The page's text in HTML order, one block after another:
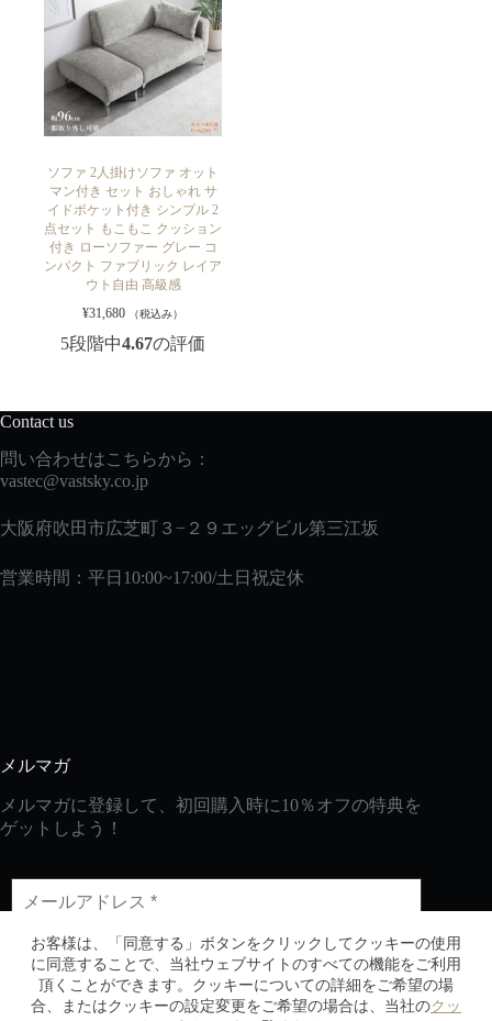
お客様は、「同意する」ボタンをクリックしてクッキーの使用
に同意することで、当社ウェブサイトのすべての機能をご利用
頂くことができます。クッキーについての詳細をご希望の場
合、またはクッキーの設定変更をご希望の場合は、当社のクッ
ソファ 2人掛けソファ オット
マン付き セット おしゃれ サ
イドポケット付き シンプル 2
点セット もこもこ クッション
付き ローソファー グレー コ
ンパクト ファブリック レイア
ウト自由 高級感
¥31,680 （税込み）
5段階中4.67の評価
Contact us
問い合わせはこちらから：
vastec@vastsky.co.jp
大阪府吹田市広芝町３−２９エッグビル第三江坂
営業時間：平日10:00~17:00/土日祝定休
メルマガ
メルマガに登録して、初回購入時に10％オフの特典を
ゲットしよう！
CopyRight © 2026 - 2030生活の便利屋Every DAY